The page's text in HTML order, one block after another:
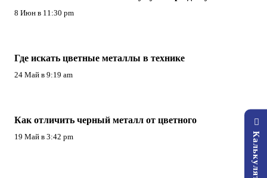
8 Июн в 11:30 pm
Где искать цветные металлы в технике
24 Май в 9:19 am
Как отличить черный металл от цветного
19 Май в 3:42 pm